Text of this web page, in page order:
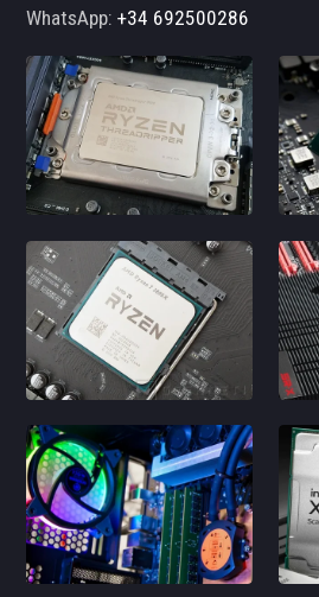
WhatsApp:+34 692500286